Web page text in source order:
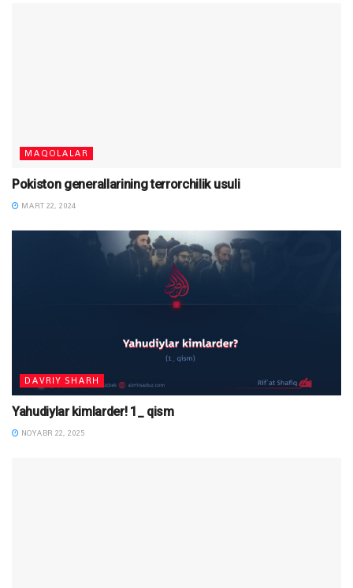
MAQOLALAR
Pokiston generallarining terrorchilik usuli
MART 22, 2024
DAVRIY SHARH
Yahudiylar kimlarder! 1_ qism
NOYABR 22, 2025